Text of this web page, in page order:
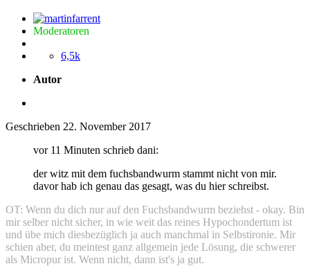
Moderatoren
6,5k
Autor
Geschrieben 22. November 2017
vor 11 Minuten schrieb dani:
der witz mit dem fuchsbandwurm stammt nicht von mir.
davor hab ich genau das gesagt, was du hier schreibst.
OT: Wenn du dich nur auf den Fuchsbandwurm beziehst - okay. Bin
mir selber nicht sicher, in wie weit das reines Hypochondertum ist
und übe mich diesbezüglich ja auch manchmal in Selbstironie. Mir
schien aber, du meintest ganz allgemein jede Lösung, die schwerer
als Micropur ist. Wenn nicht, dann ist's ja gut.